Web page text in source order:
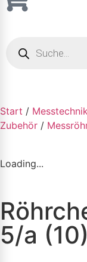
Start /
Zubehör /
Loading...
5/a (10)